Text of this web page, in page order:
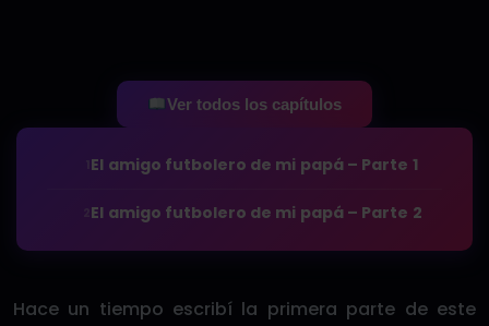
Ver todos los capítulos
El amigo futbolero de mi papá – Parte 1
El amigo futbolero de mi papá – Parte 2
Hace un tiempo escribí la primera parte de este